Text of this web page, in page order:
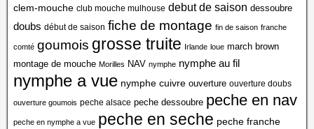
clem-mouche club mouche mulhouse debut de saison dessoubre
doubs début de saison fiche de montage fin de saison franche
comté goumois grosse truite Irlande loue march brown
montage de mouche Morilles NAV nymphe nymphe au fil
nymphe a vue nymphe cuivre ouverture ouverture doubs
ouverture goumois peche alsace peche dessoubre peche en nav
peche en nymphe a vue peche en seche peche franche